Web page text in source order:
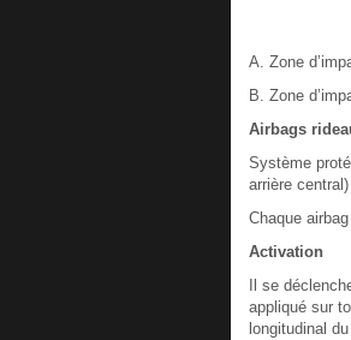
A. Zone
B. Zone
Airbags
Système
arrière
Chaque
Activation
Il se
appliqué sur
longitudinal